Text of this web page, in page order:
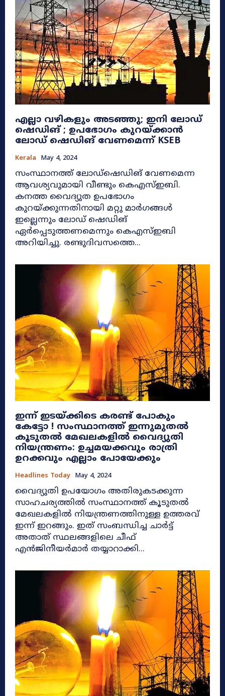
എല്ലാ വഴികളും അടഞ്ഞു; ഇനി ലോഡ്
ഷെഡിങ് ; ഉപഭോഗം കുറയ്ക്കാൻ
ലോഡ് ഷെഡിങ് വേണമെന്ന് KSEB
Kerala May 4, 2024
സംസ്ഥാനത്ത് ലോഡ്ഷെഡിങ് വേണമെന്ന
ആവശ്യവുമായി വീണ്ടും കെഎസ്ഇബി.
കനത്ത വൈദ്യുത ഉപഭോഗം
കുറയ്ക്കുന്നതിനായി മറ്റു മാർഗങ്ങൾ
ഇല്ലെന്നും ലോഡ് ഷെഡിങ്
ഏർപ്പെടുത്തണമെന്നും കെഎസ്ഇബി
അറിയിച്ചു. രണ്ടുദിവസത്തെ...
ഇന്ന് ഇടയ്ക്കിടെ കരണ്ട് പോകും
കേട്ടോ ! സംസ്ഥാനത്ത് ഇന്നുമുതൽ
കൂടുതൽ മേഖലകളിൽ വൈദ്യുതി
നിയന്ത്രണം: ഉച്ചമയക്കവും രാത്രി
ഉറക്കവും എല്ലാം പോയേക്കും
Headlines Today May 4, 2024
വൈദ്യുതി ഉപയോഗം അതിരുകടക്കുന്ന
സാഹചര്യത്തിൽ സംസ്ഥാനത്ത് കൂടുതൽ
മേഖലകളിൽ നിയന്ത്രണത്തിനുള്ള ഉത്തരവ്
ഇന്ന് ഇറങ്ങും. ഇത് സംബന്ധിച്ച ചാർട്ട്
അതാത് സ്ഥലങ്ങളിലെ ചീഫ്
എൻജിനീയർമാർ തയ്യാറാക്കി...